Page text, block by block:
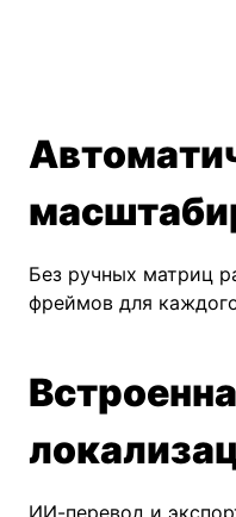
Без ручных матриц
фреймов для